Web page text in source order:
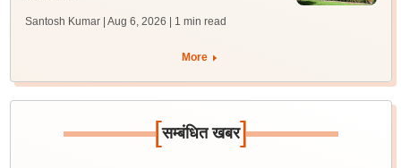
Santosh Kumar | Aug 6, 2026 | 1 min read
More
[सम्बंधित खबर]